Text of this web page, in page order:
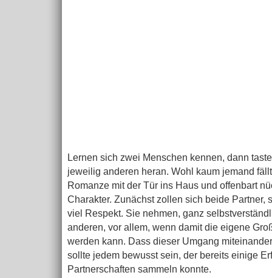
Lernen sich zwei Menschen kennen, dann
jeweilig anderen heran. Wohl kaum jemand
Romanze mit der Tür ins Haus und offenbart
Charakter. Zunächst zollen sich beide Partner,
viel Respekt. Sie nehmen, ganz
anderen, vor allem, wenn damit die eigene
werden kann. Dass dieser Umgang
sollte jedem bewusst sein, der bereits einige
Partnerschaften sammeln konnte.